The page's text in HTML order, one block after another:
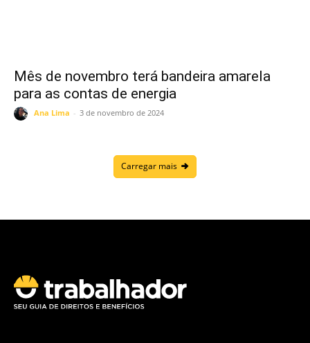
Mês de novembro terá bandeira amarela
para as contas de energia
Ana Lima - 3 de novembro de 2024
Carregar mais